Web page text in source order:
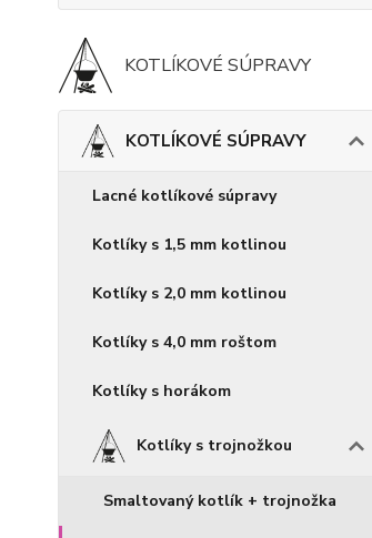
KOTLÍKOVÉ SÚPRAVY
KOTLÍKOVÉ SÚPRAVY
Lacné kotlíkové súpravy
Kotlíky s 1,5 mm kotlinou
Kotlíky s 2,0 mm kotlinou
Kotlíky s 4,0 mm roštom
Kotlíky s horákom
Kotlíky s trojnožkou
Smaltovaný kotlík + trojnožka